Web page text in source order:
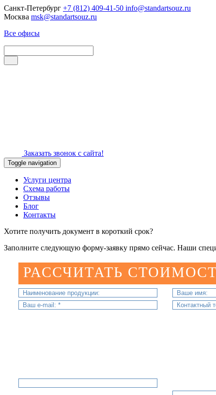
Санкт-Петербург +7 (812) 409-41-50 info@standartsouz.ru
Москва msk@standartsouz.ru
Все офисы
Заказать звонок с сайта!
Toggle navigation
Услуги центра
Схема работы
Отзывы
Блог
Контакты
Хотите получить документ в короткий срок?
Заполните следующую форму-заявку прямо сейчас. Наши
РАССЧИТАТЬ